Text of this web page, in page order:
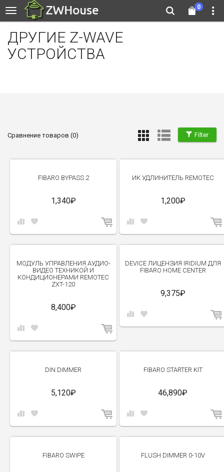
0
ДРУГИЕ Z-WAVE
УСТРОЙСТВА
Filter
Сравнение товаров (0)
FIBARO BYPASS 2
1,340₽
ИК УДЛИНИТЕЛЬ REMOTEC
1,200₽
МОДУЛЬ УПРАВЛЕНИЯ АУДИО-
ВИДЕО ТЕХНИКОЙ И
КОНДИЦИОНЕРАМИ REMOTEC
ZXT-120
8,400₽
DEVICE ЛИЦЕНЗИЯ IRIDIUM ДЛЯ
FIBARO HOME CENTER
9,375₽
DIN DIMMER
5,120₽
FIBARO STARTER KIT
46,890₽
FIBARO SWIPE FLUSH DIMMER 0-10V